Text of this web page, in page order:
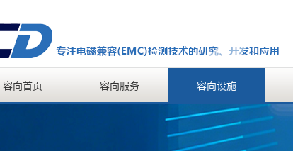
容向首页 容向服务 容向设施